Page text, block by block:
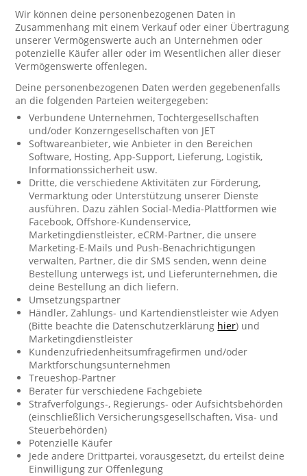
Wir können deine personenbezogenen Daten in
Zusammenhang mit einem Verkauf oder einer Übertragung
unserer Vermögenswerte auch an Unternehmen oder
potenzielle Käufer aller oder im Wesentlichen aller dieser
Vermögenswerte offenlegen.
Deine personenbezogenen Daten werden gegebenenfalls
an die folgenden Parteien weitergegeben:
Verbundene Unternehmen, Tochtergesellschaften
und/oder Konzerngesellschaften von JET
Softwareanbieter, wie Anbieter in den Bereichen
Software, Hosting, App-Support, Lieferung, Logistik,
Informationssicherheit usw.
Dritte, die verschiedene Aktivitäten zur Förderung,
Vermarktung oder Unterstützung unserer Dienste
ausführen. Dazu zählen Social-Media-Plattformen wie
Facebook, Offshore-Kundenservice,
Marketingdienstleister, eCRM-Partner, die unsere
Marketing-E-Mails und Push-Benachrichtigungen
verwalten, Partner, die dir SMS senden, wenn deine
Bestellung unterwegs ist, und Lieferunternehmen, die
deine Bestellung an dich liefern.
Umsetzungspartner
Händler, Zahlungs- und Kartendienstleister wie Adyen
(Bitte beachte die Datenschutzerklärung hier) und
Marketingdienstleister
Kundenzufriedenheitsumfragefirmen und/oder
Marktforschungsunternehmen
Treueshop-Partner
Berater für verschiedene Fachgebiete
Strafverfolgungs-, Regierungs- oder Aufsichtsbehörden
(einschließlich Versicherungsgesellschaften, Visa- und
Steuerbehörden)
Potenzielle Käufer
Jede andere Drittpartei, vorausgesetzt, du erteilst deine
Einwilligung zur Offenlegung